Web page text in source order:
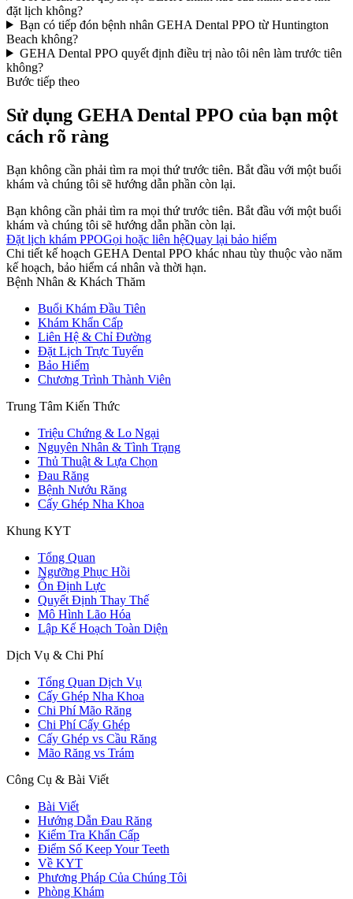
đặt lịch không?
Bạn có tiếp đón bệnh nhân GEHA Dental PPO từ Huntington
Beach không?
GEHA Dental PPO quyết định điều trị nào tôi nên làm trước tiên
không?
Bước tiếp theo
Sử dụng GEHA Dental PPO của bạn một
cách rõ ràng
Bạn không cần phải tìm ra mọi thứ trước tiên. Bắt đầu với một buổi
khám và chúng tôi sẽ hướng dẫn phần còn lại.
Bạn không cần phải tìm ra mọi thứ trước tiên. Bắt đầu với một buổi
khám và chúng tôi sẽ hướng dẫn phần còn lại.
Đặt lịch khám PPOGọi hoặc liên hệQuay lại bảo hiểm
Chi tiết kế hoạch GEHA Dental PPO khác nhau tùy thuộc vào năm
kế hoạch, bảo hiểm cá nhân và thời hạn.
Bệnh Nhân & Khách Thăm
Buổi Khám Đầu Tiên
Khám Khẩn Cấp
Liên Hệ & Chỉ Đường
Đặt Lịch Trực Tuyến
Bảo Hiểm
Chương Trình Thành Viên
Trung Tâm Kiến Thức
Triệu Chứng & Lo Ngại
Nguyên Nhân & Tình Trạng
Thủ Thuật & Lựa Chọn
Đau Răng
Bệnh Nướu Răng
Cấy Ghép Nha Khoa
Khung KYT
Tổng Quan
Ngưỡng Phục Hồi
Ổn Định Lực
Quyết Định Thay Thế
Mô Hình Lão Hóa
Lập Kế Hoạch Toàn Diện
Dịch Vụ & Chi Phí
Tổng Quan Dịch Vụ
Cấy Ghép Nha Khoa
Chi Phí Mão Răng
Chi Phí Cấy Ghép
Cấy Ghép vs Cầu Răng
Mão Răng vs Trám
Công Cụ & Bài Viết
Bài Viết
Hướng Dẫn Đau Răng
Kiểm Tra Khẩn Cấp
Điểm Số Keep Your Teeth
Về KYT
Phương Pháp Của Chúng Tôi
Phòng Khám